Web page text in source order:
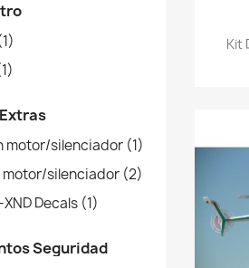
motor/silenciador (1)
motor/silenciador (2)
XND Decals (1)
Seguridad
Kit